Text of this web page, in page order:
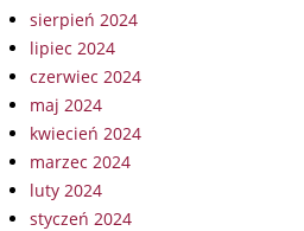
sierpień 2024
lipiec 2024
czerwiec 2024
maj 2024
kwiecień 2024
marzec 2024
luty 2024
styczeń 2024